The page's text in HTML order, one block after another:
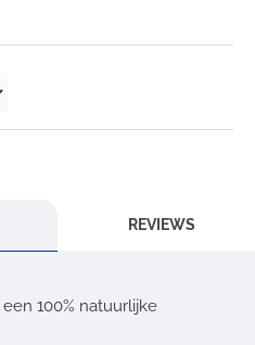
REVIEWS
100% natuurlijke